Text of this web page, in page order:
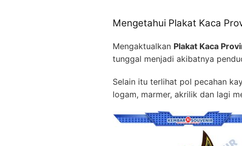
Mengetahui Plakat Kaca
Mengaktualkan Plakat Kaca
tunggal menjadi akibatnya
Selain itu terlihat pol pecahan
logam, marmer, akrilik dan lagi